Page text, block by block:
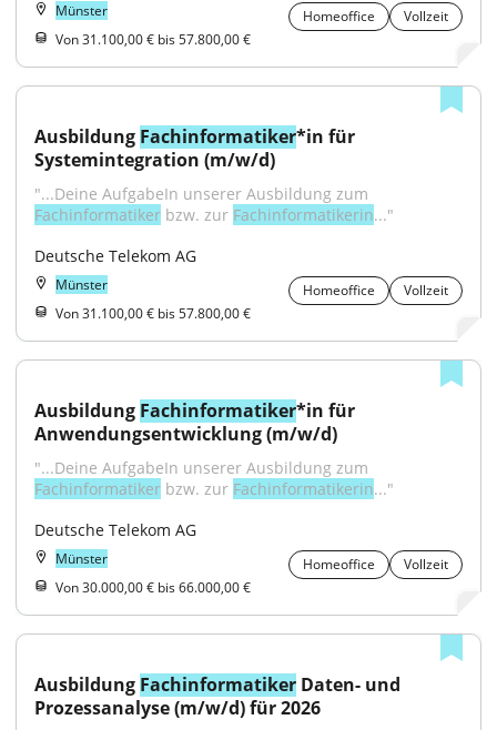
Münster Homeoffice
Vollzeit
Von 31.100,00 € bis 57.800,00 €
Ausbildung Fachinformatiker*in für
Systemintegration (m/w/d)
Fachinformatiker bzw. zur Fachinformatikerin..."
Deutsche Telekom AG
Münster Homeoffice
Vollzeit
Von 31.100,00 € bis 57.800,00 €
Ausbildung Fachinformatiker*in für
Anwendungsentwicklung (m/w/d)
Fachinformatiker bzw. zur Fachinformatikerin..."
Deutsche Telekom AG
Münster Homeoffice
Vollzeit
Von 30.000,00 € bis 66.000,00 €
Ausbildung Fachinformatiker Daten- und
Prozessanalyse (m/w/d) für 2026